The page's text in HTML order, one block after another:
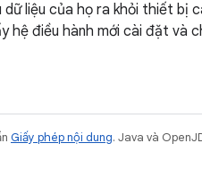
liệu của họ ra khỏi thiết bị
hệ điều hành mới cài đặt và
Giấy phép nội dung. Java và